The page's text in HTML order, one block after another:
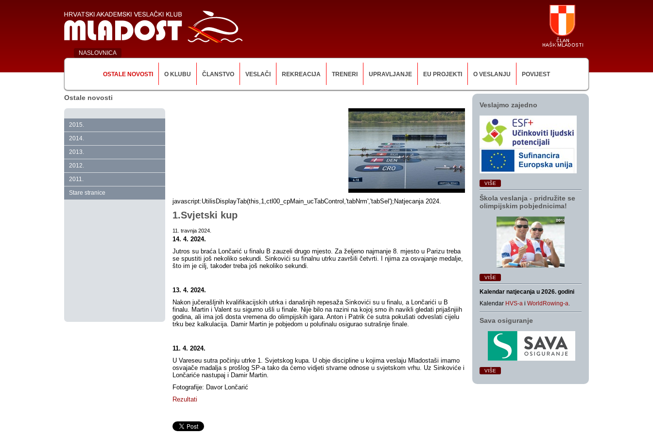
NASLOVNICA
OSTALE NOVOSTI O KLUBU ČLANSTVO VESLAČI REKREACIJA TRENERI UPRAVLJANJE EU PROJEKTI O VESLANJU POVIJEST
Ostale novosti
2015.
2014.
2013.
2012.
2011.
Stare stranice
javascript:UtilisDisplayTab(this,1,ctl00_cpMain_ucTabControl,'tabNrm','tabSel');Natjecanja 2024.
1.Svjetski kup
11. travnja 2024.
14. 4. 2024.
Jutros su braća Lončarić u finalu B zauzeli drugo mjesto. Za željeno najmanje 8. mjesto u Parizu treba
se spustiti još nekoliko sekundi. Sinkovići su finalnu utrku završili četvrti. I njima za osvajanje medalje,
što im je cilj, također treba još nekoliko sekundi.
13. 4. 2024.
Nakon jučerašljnih kvalifikacijskih utrka i današnjih repesaža Sinkovići su u finalu, a Lončarići u B
finalu. Martin i Valent su sigurno ušli u finale. Nije bilo na razini na kojoj smo ih navikli gledati prijašnjiih
godina, ali ima još dosta vremena do olimpijskih igara. Anton i Patrik će sutra pokušati odveslati cijelu
trku bez kalkulacija. Damir Martin je pobjedom u polufinalu osigurao sutrašnje finale.
11. 4. 2024.
U Vareseu sutra počinju utrke 1. Svjetskog kupa. U obje discipline u kojima veslaju Mladostaši imamo
osvajače madalja s prošlog SP-a tako da ćemo vidjeti stvarne odnose u svjetskom vrhu. Uz Sinkoviće i
Lončariće nastupaj i Damir Martin.
Fotografije: Davor Lončarić
Rezultati
Veslajmo zajedno
VIŠE
Škola veslanja ‑ pridružite se
olimpijskim pobjednicima!
VIŠE
Kalendar natjecanja u 2026. godini
Kalendar HVS-a i WorldRowing-a.
Sava osiguranje
VIŠE